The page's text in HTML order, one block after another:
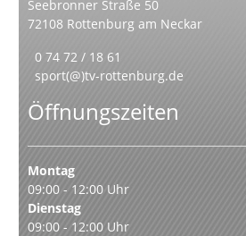
Seebronner Straße 50
72108 Rottenburg am Neckar
0 74 72 / 18 61
sport(@)tv-rottenburg.de
Öffnungszeiten
Montag
09:00 - 12:00 Uhr
Dienstag
09:00 - 12:00 Uhr